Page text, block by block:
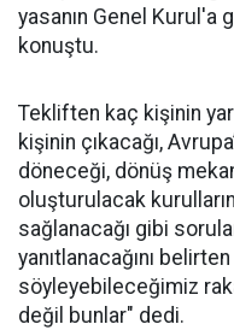
yasanın Genel Kurul'a
konuştu.
Tekliften kaç kişinin
kişinin çıkacağı,
döneceği, dönüş
oluşturulacak
sağlanacağı gibi
yanıtlanacağını
söyleyebileceğimiz
değil bunlar" dedi.